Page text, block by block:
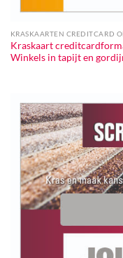
KRASKAARTEN CREDITCARD
Kraskaart
Winkels in tapijt en